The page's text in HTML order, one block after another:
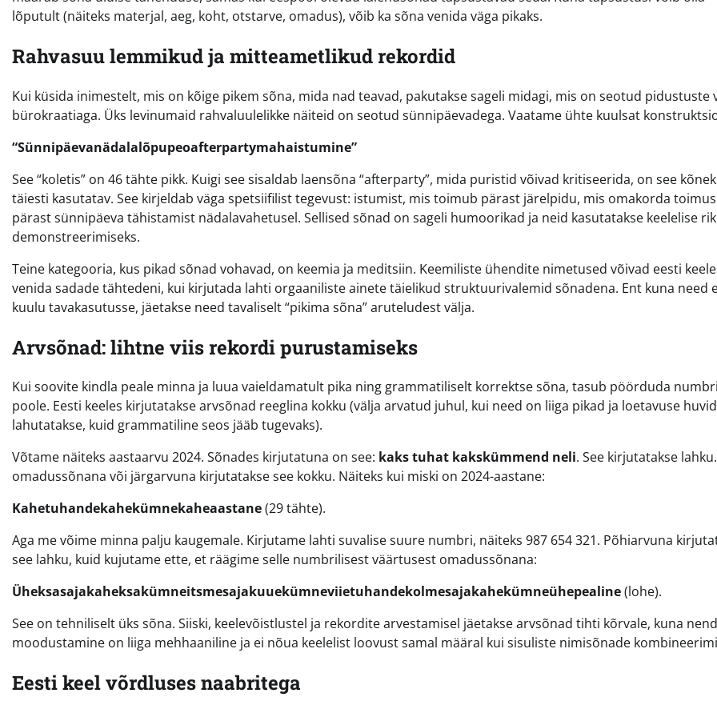
lõputult (näiteks materjal, aeg, koht, otstarve, omadus), võib ka sõna venida väga pikaks.
Rahvasuu lemmikud ja mitteametlikud rekordid
Kui küsida inimestelt, mis on kõige pikem sõna, mida nad teavad, pakutakse sageli midagi, mis on seotud pidustuste
bürokraatiaga. Üks levinumaid rahvaluulelikke näiteid on seotud sünnipäevadega. Vaatame ühte kuulsat
“Sünnipäevanädalalõpupeoafterpartymahaistumine”
See “koletis” on 46 tähte pikk. Kuigi see sisaldab laensõna “afterparty”, mida puristid võivad kritiseerida, on see
täiesti kasutatav. See kirjeldab väga spetsiifilist tegevust: istumist, mis toimub pärast järelpidu, mis omakorda toimus
pärast sünnipäeva tähistamist nädalavahetusel. Sellised sõnad on sageli humoorikad ja neid kasutatakse keelelise
demonstreerimiseks.
Teine kategooria, kus pikad sõnad vohavad, on keemia ja meditsiin. Keemiliste ühendite nimetused võivad eesti
venida sadade tähtedeni, kui kirjutada lahti orgaaniliste ainete täielikud struktuurivalemid sõnadena. Ent kuna need
kuulu tavakasutusse, jäetakse need tavaliselt “pikima sõna” aruteludest välja.
Arvsõnad: lihtne viis rekordi purustamiseks
Kui soovite kindla peale minna ja luua vaieldamatult pika ning grammatiliselt korrektse sõna, tasub pöörduda
poole. Eesti keeles kirjutatakse arvsõnad reeglina kokku (välja arvatud juhul, kui need on liiga pikad ja loetavuse
lahutatakse, kuid grammatiline seos jääb tugevaks).
Võtame näiteks aastaarvu 2024. Sõnades kirjutatuna on see: kaks tuhat kakskümmend neli. See kirjutatakse
omadussõnana või järgarvuna kirjutatakse see kokku. Näiteks kui miski on 2024-aastane:
Kahetuhandekahekümnekaheaastane(29 tähte).
Aga me võime minna palju kaugemale. Kirjutame lahti suvalise suure numbri, näiteks 987 654 321. Põhiarvuna
see lahku, kuid kujutame ette, et räägime selle numbrilisest väärtusest omadussõnana:
Üheksasajakaheksakümneitsmesajakuuekümneviietuhandekolmesajakahekümneühepealine(lohe).
See on tehniliselt üks sõna. Siiski, keelevõistlustel ja rekordite arvestamisel jäetakse arvsõnad tihti kõrvale, kuna
moodustamine on liiga mehhaaniline ja ei nõua keelelist loovust samal määral kui sisuliste nimisõnade
Eesti keel võrdluses naabritega